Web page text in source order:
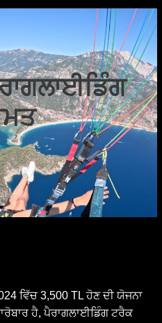
ਵਿੱਚ 3,500 TL ਹੋਣ ਦੀ ਯੋਜਨਾ
ਹੈ, ਪੈਰਾਗਲਾਈਡਿੰਗ ਟਰੈਕ